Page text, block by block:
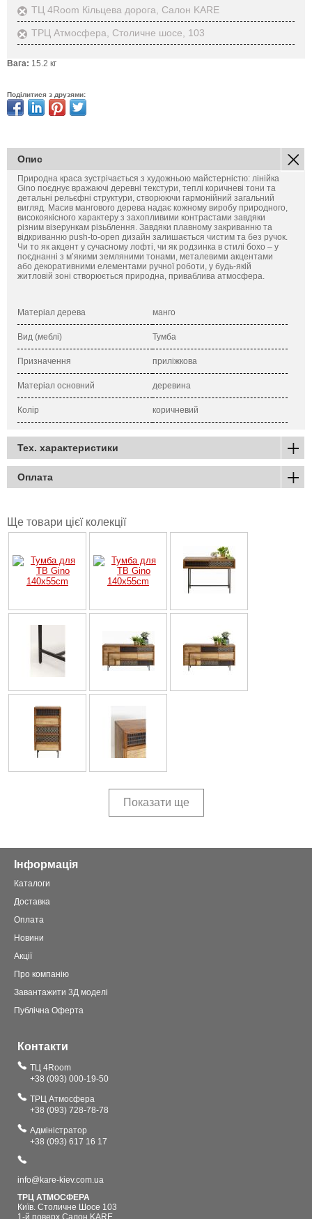
ТЦ 4Room Кільцева дорога, Салон KARE
ТРЦ Атмосфера, Столичне шосе, 103
Вага: 15.2 кг
Поділитися з друзями:
Опис
Природна краса зустрічається з художньою майстерністю: лінійка
Gino поєднує вражаючі деревні текстури, теплі коричневі тони та
детальні рельєфні структури, створюючи гармонійний загальний
вигляд. Масив мангового дерева надає кожному виробу природного,
високоякісного характеру з захопливими контрастами завдяки
різним візерункам різьблення. Завдяки плавному закриванню та
відкриванню push-to-open дизайн залишається чистим та без ручок.
Чи то як акцент у сучасному лофті, чи як родзинка в стилі бохо – у
поєднанні з м’якими земляними тонами, металевими акцентами
або декоративними елементами ручної роботи, у будь-якій
житловій зоні створюється природна, приваблива атмосфера.
Матеріал дерева манго
Вид (меблі) Тумба
Призначення приліжкова
Матеріал основний деревина
Колір коричневий
Тех. характеристики
Оплата
Ще товари цієї колекції
Показати ще
Інформація
Каталоги
Доставка
Оплата
Новини
Акції
Про компанію
Завантажити 3Д моделі
Публічна Оферта
Контакти
ТЦ 4Room
+38 (093) 000-19-50
ТРЦ Атмосфера
+38 (093) 728-78-78
Адміністратор
+38 (093) 617 16 17
info@kare-kiev.com.ua
ТРЦ АТМОСФЕРА
Київ. Столичне Шосе 103
1-й поверх Салон KARE